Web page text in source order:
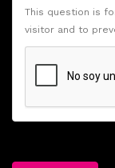
This question is
visitor and to